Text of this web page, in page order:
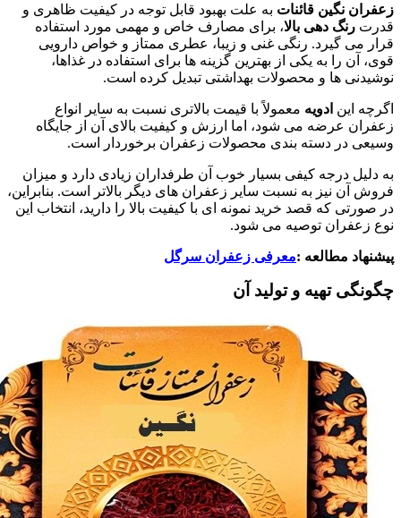
زعفران نگین قائنات به علت بهبود قابل توجه در کیفیت ظاهری و
قدرت رنگ دهی بالا، برای مصارف خاص و مهمی مورد استفاده
قرار می گیرد. رنگی غنی و زیبا، عطری ممتاز و خواص دارویی
قوی، آن را به یکی از بهترین گزینه ها برای استفاده در غذاها،
نوشیدنی ها و محصولات بهداشتی تبدیل کرده است.
اگرچه این ادویه معمولاً با قیمت بالاتری نسبت به سایر انواع
زعفران عرضه می شود، اما ارزش و کیفیت بالای آن از جایگاه
وسیعی در دسته بندی محصولات زعفران برخوردار است.
به دلیل درجه کیفی بسیار خوب آن طرفداران زیادی دارد و میزان
فروش آن نیز به نسبت سایر زعفران های دیگر بالاتر است. بنابراین،
در صورتی که قصد خرید نمونه ای با کیفیت بالا را دارید، انتخاب این
نوع زعفران توصیه می شود.
پیشنهاد مطالعه :معرفی زعفران سرگل
چگونگی تهیه و تولید آن